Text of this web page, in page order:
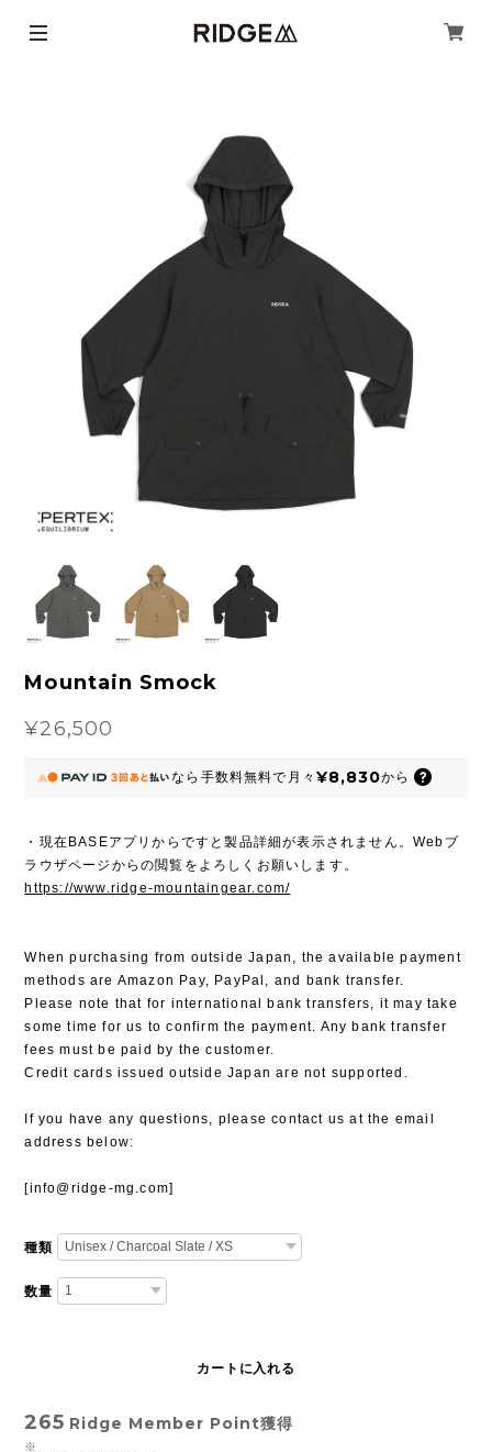
Mountain Smock
¥26,500
なら 手数料無料で 月々 ¥8,830から
・現在BASEアプリからですと製品詳細が表示されません。Webブ
ラウザページからの閲覧をよろしくお願いします。
https://www.ridge-mountaingear.com/
When purchasing from outside Japan, the available payment
methods are Amazon Pay, PayPal, and bank transfer.
Please note that for international bank transfers, it may take
some time for us to confirm the payment. Any bank transfer
fees must be paid by the customer.
Credit cards issued outside Japan are not supported.
If you have any questions, please contact us at the email
address below:
[info@ridge-mg.com]
種類
数量
カートに入れる
265 Ridge Member Point獲得
※